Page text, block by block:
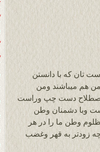
تان که با دانستن
هم میباشند ومن
اصطلاح دست چپ وراست
وبا دشمنان وطن
وطن ما را در هر
زودتر به قهر وغضب